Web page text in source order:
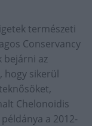
természeti
Conservancy
bejárni az
hogy sikerül
Chelonoidis
a 2012-